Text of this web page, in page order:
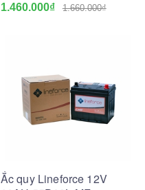
1.460.000₫ 1.660.000₫
Ắc quy Lineforce 12V